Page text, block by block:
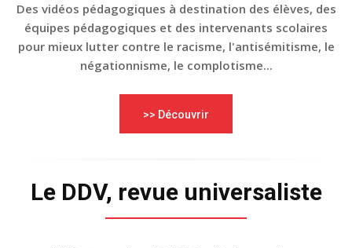
Des vidéos pédagogiques à destination des élèves, des
équipes pédagogiques et des intervenants scolaires
pour mieux lutter contre le racisme, l'antisémitisme, le
négationnisme, le complotisme...
>> Découvrir
Le DDV, revue universaliste